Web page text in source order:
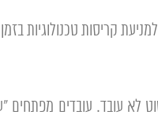
עובד. עובדים מפתחים